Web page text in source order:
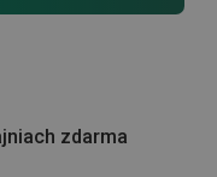
zdarma